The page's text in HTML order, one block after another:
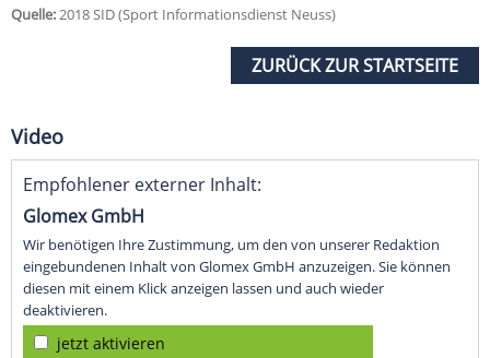
Quelle:2018 SID (Sport Informationsdienst Neuss)
ZURÜCK ZUR STARTSEITE
Video
Empfohlener externer Inhalt:
Glomex GmbH
Wir benötigen Ihre Zustimmung, um den von unserer Redaktion
eingebundenen Inhalt von Glomex GmbH anzuzeigen. Sie können
diesen mit einem Klick anzeigen lassen und auch wieder
deaktivieren.
jetzt aktivieren